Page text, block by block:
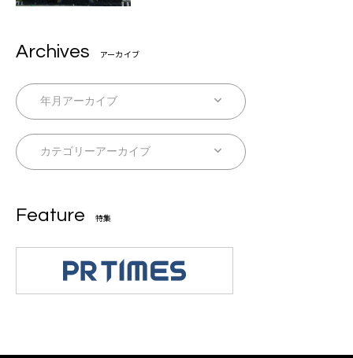
Archives アーカイブ
Feature 特集